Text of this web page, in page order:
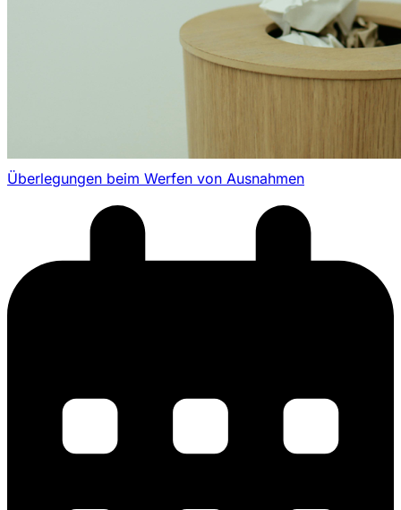
Überlegungen beim Werfen von Ausnahmen